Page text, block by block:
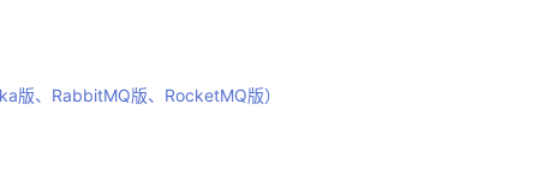
版、RabbitMQ版、RocketMQ版）